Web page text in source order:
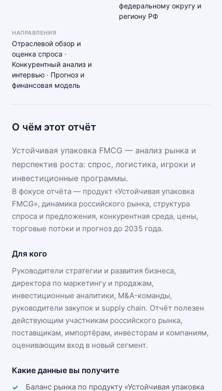
федеральному округу и
региону РФ
НАПРАВЛЕНИЯ
Отраслевой обзор и
оценка спроса ·
Конкурентный анализ и
интервью · Прогноз и
финансовая модель
О чём этот отчёт
Устойчивая упаковка FMCG — анализ рынка и
перспектив роста: спрос, логистика, игроки и
инвестиционные программы.
В фокусе отчёта — продукт «Устойчивая упаковка
FMCG», динамика российского рынка, структура
спроса и предложения, конкурентная среда, цены,
торговые потоки и прогноз до 2035 года.
Для кого
Руководители стратегии и развития бизнеса,
директора по маркетингу и продажам,
инвестиционные аналитики, M&A-команды,
руководители закупок и supply chain. Отчёт полезен
действующим участникам российского рынка,
поставщикам, импортёрам, инвесторам и компаниям,
оценивающим вход в новый сегмент.
Какие данные вы получите
Баланс рынка по продукту «Устойчивая упаковка